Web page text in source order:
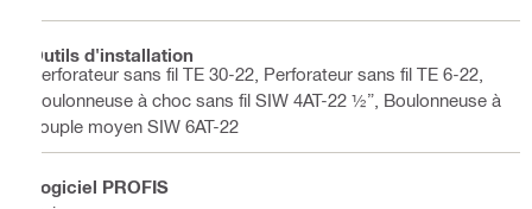
Outils d'installation
Perforateur sans fil TE 30-22, Perforateur sans fil TE 6-22,
Boulonneuse à choc sans fil SIW 4AT-22 ½”, Boulonneuse à
couple moyen SIW 6AT-22
Logiciel PROFIS